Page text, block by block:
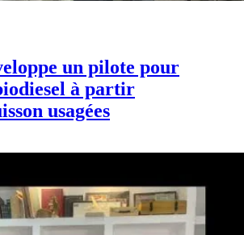
un pilote pour
à partir
usagées